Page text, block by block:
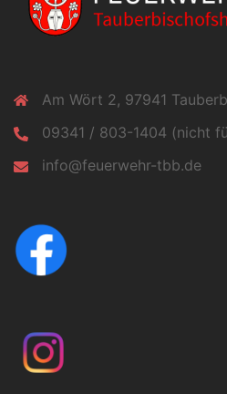
Am Wört 2, 97941
09341 / 803-1404 (nicht
info@feuerwehr-tbb.de